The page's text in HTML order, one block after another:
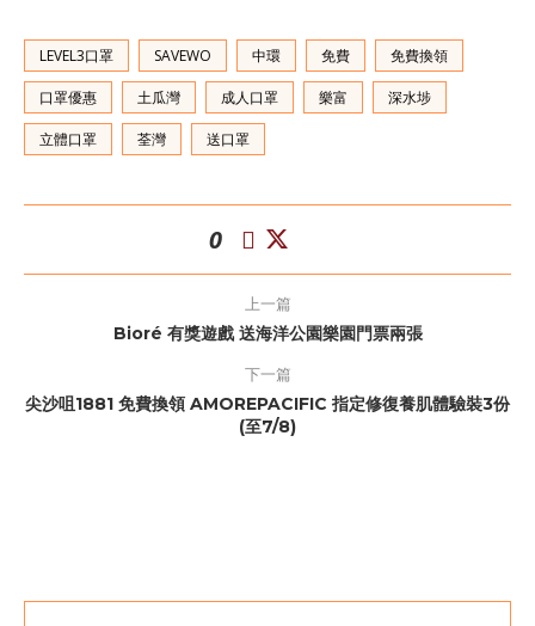
LEVEL3口罩 SAVEWO 中環 免費 免費換領
口罩優惠 土瓜灣 成人口罩 樂富 深水埗
立體口罩 荃灣 送口罩
0
上一篇
Bioré 有獎遊戲 送海洋公園樂園門票兩張
下一篇
尖沙咀1881 免費換領 AMOREPACIFIC 指定修復養肌體驗裝3份
(至7/8)